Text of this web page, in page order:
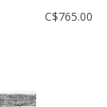
C$765.00